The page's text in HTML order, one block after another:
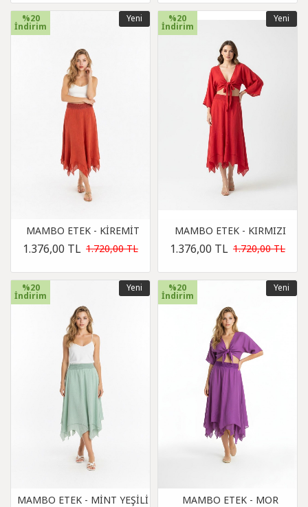
Yeni
%20
İndirim
MAMBO ETEK - KİREMİT
1.376,00 TL 1.720,00 TL
Yeni
%20
İndirim
MAMBO ETEK - KIRMIZI
1.376,00 TL 1.720,00 TL
Yeni
%20
İndirim
MAMBO ETEK - MİNT YEŞİLİ
Yeni
%20
İndirim
MAMBO ETEK - MOR